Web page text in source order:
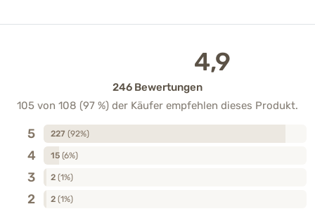
4,9
246 Bewertungen
105 von 108 (97 %) der Käufer empfehlen dieses Produkt.
5 227 (92%)
4 15 (6%)
3 2 (1%)
2 2 (1%)